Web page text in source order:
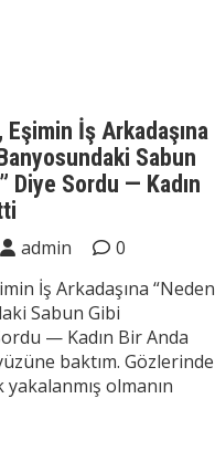
Eşimin İş Arkadaşına
Sabun
Diye Sordu — Kadın
admin
0
İş Arkadaşına “Neden
Sabun Gibi
— Kadın Bir Anda
baktım. Gözlerinde
olmanın